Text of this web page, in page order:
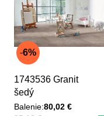
1743536 Granit
šedý
Balenie:80,02 €
6%